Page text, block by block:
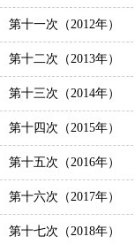
第十一次（2012年）
第十二次（2013年）
第十三次（2014年）
第十四次（2015年）
第十五次（2016年）
第十六次（2017年）
第十七次（2018年）